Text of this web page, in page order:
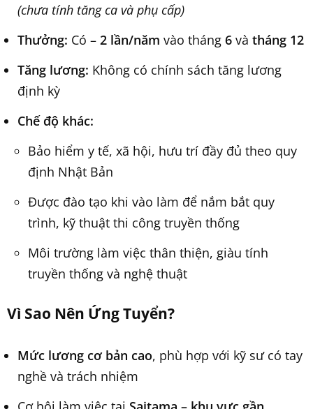
(chưa tính tăng ca và phụ cấp)
Thưởng: Có – 2 lần/năm vào tháng 6 và tháng 12
Tăng lương: Không có chính sách tăng lương
định kỳ
Chế độ khác:
Bảo hiểm y tế, xã hội, hưu trí đầy đủ theo quy
định Nhật Bản
Được đào tạo khi vào làm để nắm bắt quy
trình, kỹ thuật thi công truyền thống
Môi trường làm việc thân thiện, giàu tính
truyền thống và nghệ thuật
Vì Sao Nên Ứng Tuyển?
Mức lương cơ bản cao, phù hợp với kỹ sư có tay
nghề và trách nhiệm